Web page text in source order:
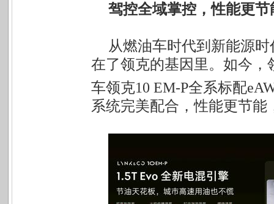
驾控全域掌控，性能更
从燃油车时代到新能源
在了领克的基因里。如今，
车领克10 EM-P全系标配
系统完美配合，性能更节能